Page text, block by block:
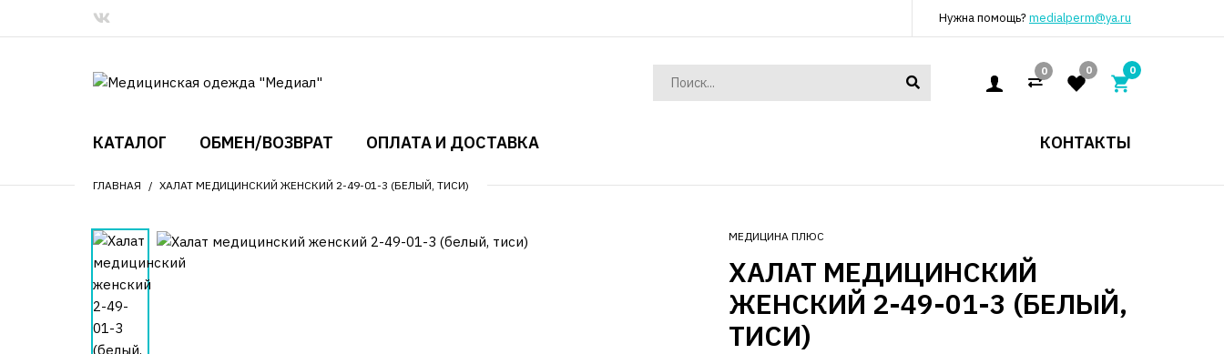
Нужна помощь?medialperm@ya.ru
0 0 0
КАТАЛОГ ОБМЕН/ВОЗВРАТ ОПЛАТА И ДОСТАВКА КОНТАКТЫ
ГЛАВНАЯ ХАЛАТ МЕДИЦИНСКИЙ ЖЕНСКИЙ 2-49-01-3 (БЕЛЫЙ, ТИСИ)
МЕДИЦИНА ПЛЮС
ХАЛАТ МЕДИЦИНСКИЙ
ЖЕНСКИЙ 2-49-01-3 (БЕЛЫЙ,
ТИСИ)